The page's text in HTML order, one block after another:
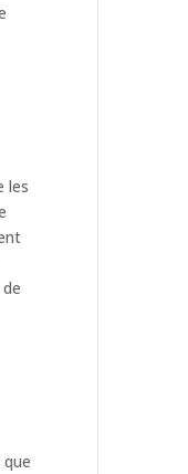
les